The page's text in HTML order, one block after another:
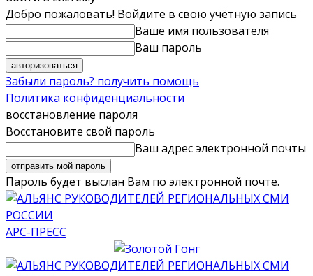
Добро пожаловать! Войдите в свою учётную запись
Ваше имя пользователя
Ваш пароль
Забыли пароль? получить помощь
Политика конфиденциальности
восстановление пароля
Восстановите свой пароль
Ваш адрес электронной почты
Пароль будет выслан Вам по электронной почте.
АРС-ПРЕСС